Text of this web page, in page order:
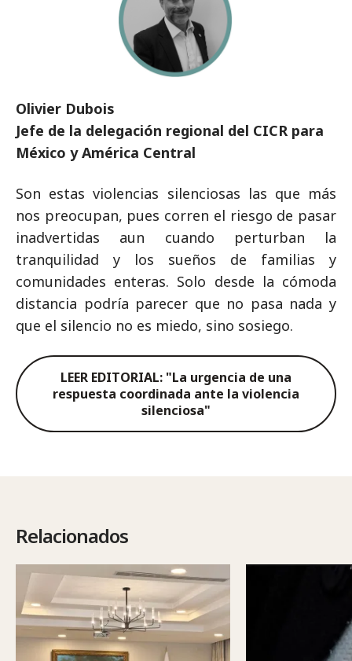
Olivier Dubois
Jefe de la delegación regional del CICR para
México y América Central
Son estas violencias silenciosas las que más
nos preocupan, pues corren el riesgo de pasar
inadvertidas aun cuando perturban la
tranquilidad y los sueños de familias y
comunidades enteras. Solo desde la cómoda
distancia podría parecer que no pasa nada y
que el silencio no es miedo, sino sosiego.
LEER EDITORIAL: "La urgencia de una
respuesta coordinada ante la violencia
silenciosa"
Relacionados